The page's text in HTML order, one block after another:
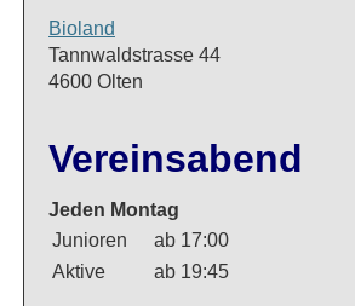
Bioland
Tannwaldstrasse 44
4600 Olten
Vereinsabend
Jeden Montag
Junioren
ab 17:00
Aktive
ab 19:45